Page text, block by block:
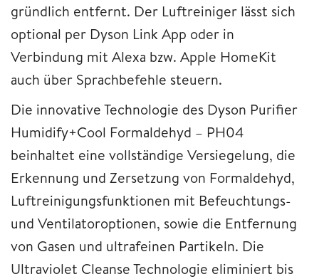
gründlich entfernt. Der Luftreiniger lässt sich
optional per Dyson Link App oder in
Verbindung mit Alexa bzw. Apple HomeKit
auch über Sprachbefehle steuern.
Die innovative Technologie des Dyson Purifier
Humidify+Cool Formaldehyd – PH04
beinhaltet eine vollständige Versiegelung, die
Erkennung und Zersetzung von Formaldehyd,
Luftreinigungsfunktionen mit Befeuchtungs-
und Ventilatoroptionen, sowie die Entfernung
von Gasen und ultrafeinen Partikeln. Die
Ultraviolet Cleanse Technologie eliminiert bis